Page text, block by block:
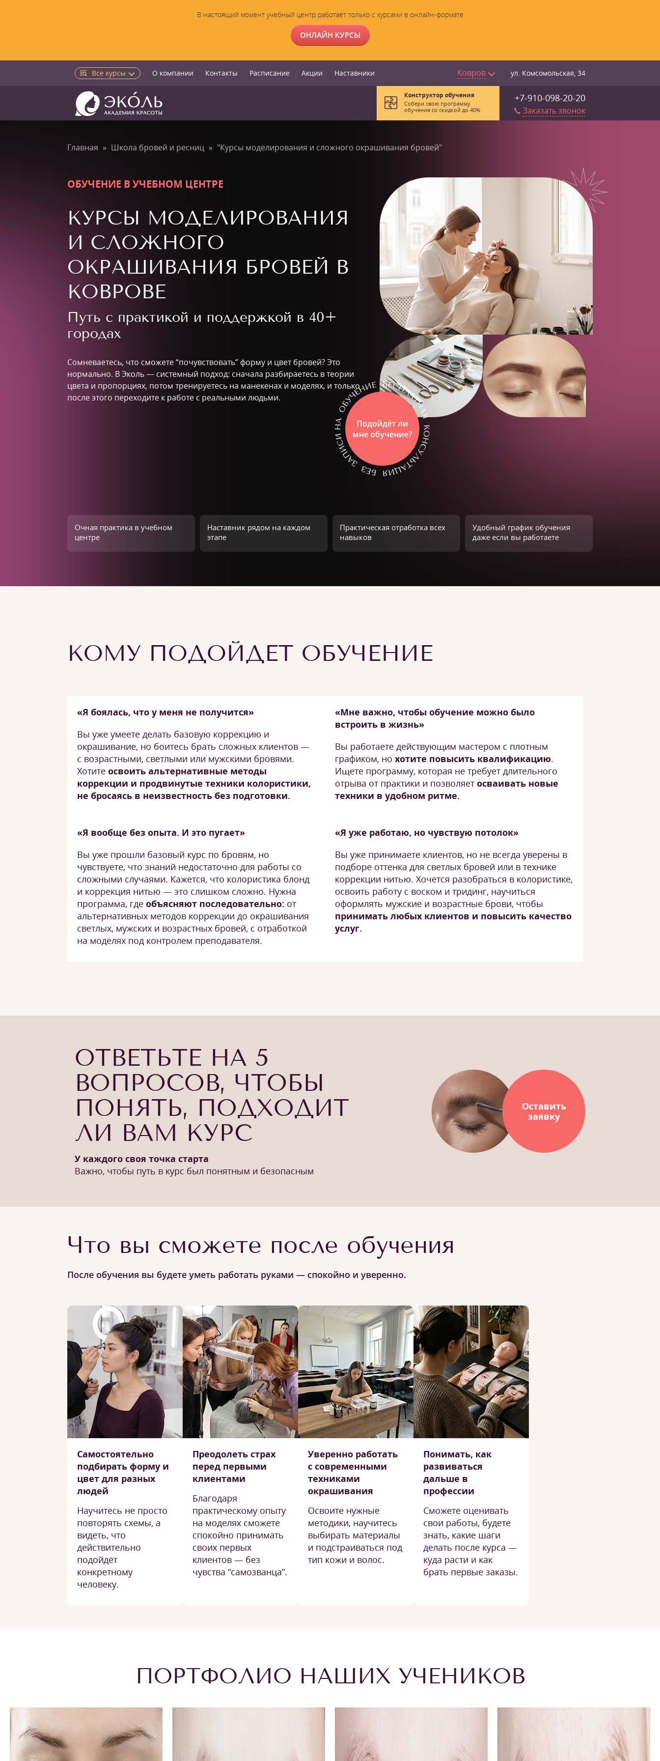
В настоящий момент учебный центр работает только с курсами в онлайн-формате
ОНЛАЙН КУРСЫ
Все курсы О компании Контакты Расписание Акции Наставники Ковров ул. Комсомольская, 34
+7-910-098-20-20
Заказать звонок
Конструктор обучения
Собери свою программу
обучения со скидкой до 40%
Главная Школа бровей и ресниц "Курсы моделирования и сложного окрашивания бровей"
ОБУЧЕНИЕ В УЧЕБНОМ ЦЕНТРЕ
КУРСЫ МОДЕЛИРОВАНИЯ
И СЛОЖНОГО
ОКРАШИВАНИЯ БРОВЕЙ В
КОВРОВЕ
Путь с практикой и поддержкой в 40+
городах
Сомневаетесь, что сможете “почувствовать” форму и цвет бровей? Это
нормально. В Эколь — системный подход: сначала разбираетесь в теории
цвета и пропорциях, потом тренируетесь на манекенах и моделях, и только
после этого переходите к работе с реальными людьми.
Подойдёт ли
мне обучение?
Очная практика в учебном
центре
Наставник рядом на каждом
этапе
Практическая отработка всех
навыков
Удобный график обучения
даже если вы работаете
КОМУ ПОДОЙДЕТ ОБУЧЕНИЕ
«Я боялась, что у меня не получится»
Вы уже умеете делать базовую коррекцию и
окрашивание, но боитесь брать сложных клиентов —
с возрастными, светлыми или мужскими бровями.
Хотите освоить альтернативные методы
коррекции и продвинутые техники колористики,
не бросаясь в неизвестность без подготовки.
«Мне важно, чтобы обучение можно было
встроить в жизнь»
Вы работаете действующим мастером с плотным
графиком, но хотите повысить квалификацию.
Ищете программу, которая не требует длительного
отрыва от практики и позволяет осваивать новые
техники в удобном ритме.
«Я вообще без опыта. И это пугает»
Вы уже прошли базовый курс по бровям, но
чувствуете, что знаний недостаточно для работы со
сложными случаями. Кажется, что колористика блонд
и коррекция нитью — это слишком сложно. Нужна
программа, где объясняют последовательно: от
альтернативных методов коррекции до окрашивания
светлых, мужских и возрастных бровей, с отработкой
на моделях под контролем преподавателя.
«Я уже работаю, но чувствую потолок»
Вы уже принимаете клиентов, но не всегда уверены в
подборе оттенка для светлых бровей или в технике
коррекции нитью. Хочется разобраться в колористике,
освоить работу с воском и тридинг, научиться
оформлять мужские и возрастные брови, чтобы
принимать любых клиентов и повысить качество
услуг.
ОТВЕТЬТЕ НА 5
ВОПРОСОВ, ЧТОБЫ
ПОНЯТЬ, ПОДХОДИТ
ЛИ ВАМ КУРС
У каждого своя точка старта
Важно, чтобы путь в курс был понятным и безопасным
Оставить
заявку
Что вы сможете после обучения
После обучения вы будете уметь работать руками — спокойно и уверенно.
Самостоятельно
подбирать форму и
цвет для разных
людей
Научитесь не просто
повторять схемы, а
видеть, что
действительно
подойдёт
конкретному
человеку.
Преодолеть страх
перед первыми
клиентами
Благодаря
практическому опыту
на моделях сможете
спокойно принимать
своих первых
клиентов — без
чувства “самозванца”.
Уверенно работать
с современными
техниками
окрашивания
Освоите нужные
методики, научитесь
выбирать материалы
и подстраиваться под
тип кожи и волос.
Понимать, как
развиваться
дальше в
профессии
Сможете оценивать
свои работы, будете
знать, какие шаги
делать после курса —
куда расти и как
брать первые заказы.
ПОРТФОЛИО НАШИХ УЧЕНИКОВ